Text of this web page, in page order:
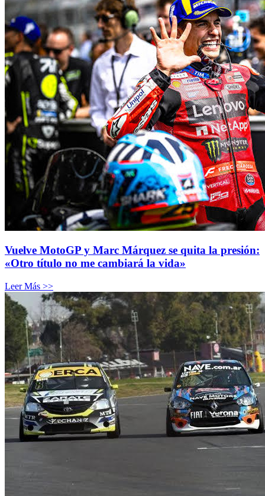
Vuelve MotoGP y Marc Márquez se quita la presión:
«Otro título no me cambiará la vida»
Leer Más >>